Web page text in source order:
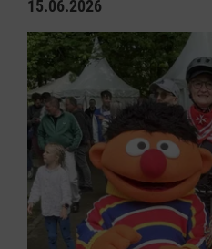
15.06.2026